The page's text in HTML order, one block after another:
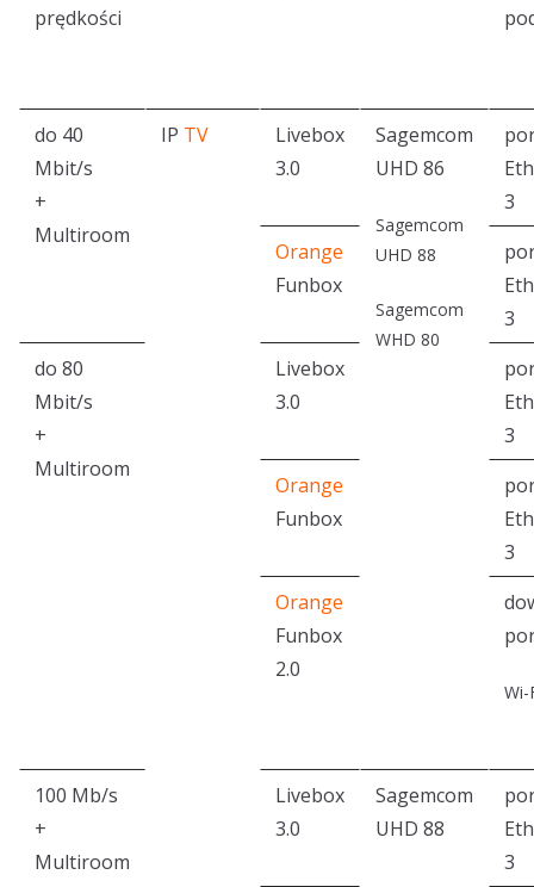
prędkości
do 40
Mbit/s
+
Multiroom
IP TV
Livebox
3.0
Sagemcom
UHD 86
Sagemcom
UHD 88
Sagemcom
WHD 80
3
Orange
Funbox
3
do 80
Mbit/s
+
Multiroom
Livebox
3.0
3
Orange
Funbox
3
Orange
Funbox
2.0
100 Mb/s
+
Multiroom
Livebox
3.0
Sagemcom
UHD 88
3